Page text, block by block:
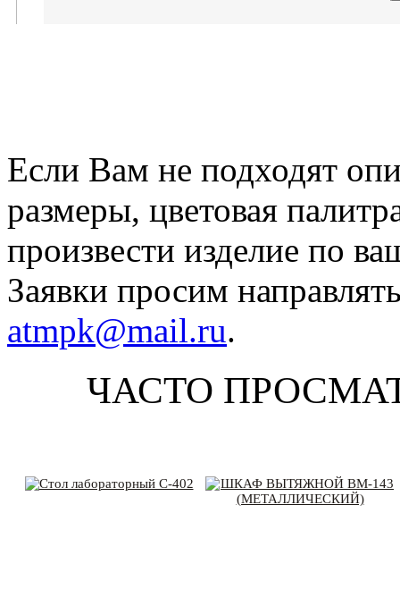
Если Вам не подходят
размеры, цветовая
произвести изделие по
Заявки просим
atmpk@mail.ru.
ЧАСТО